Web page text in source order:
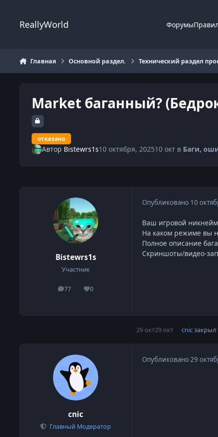
ReallyWorld Форумы
Главная Основной раздел. Технический раздел
Market баганный?
отказано
Автор Bistewrs1s10 октября, 202510 октв Баги,
Bistewrs1s
Участник
77
сообщения
0
Репутация
Опубликовано 10
Ваш игровой
На каком режиме вы
Полное описание
Скриншоты/видео-
29 окт29 окт cnicзакрыл
cnic
Главный Модератор
Опубликовано29